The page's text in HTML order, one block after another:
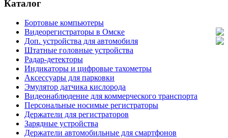
Каталог
Бортовые компьютеры
Видеорегистраторы в Омске
Доп. устройства для автомобиля
Штатные головные устройства
Радар-детекторы
Индикаторы и цифровые тахометры
Аксессуары для парковки
Эмулятор датчика кислорода
Видеонаблюдение для коммерческого транспорта
Персональные носимые регистраторы
Держатели для регистраторов
Зарядные устройства
Держатели автомобильные для смартфонов